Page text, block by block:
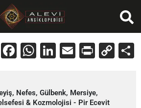
X Facebook
WhatsApp
LinkedIn
EmailPrint
Nefes, Gülbenk, Mersiye,
& Kozmolojisi - Pir Ecevit